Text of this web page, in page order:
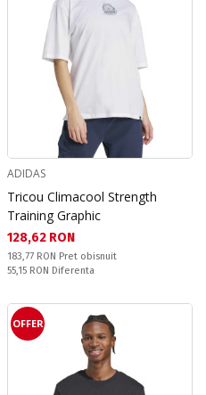
ADIDAS
Tricou Climacool Strength
Training Graphic
Текуща цена:
128,62 RON
Pret obisnuit:
183,77 RON Pret obisnuit
Спестявате:
55,15 RON Diferenta
OFFER